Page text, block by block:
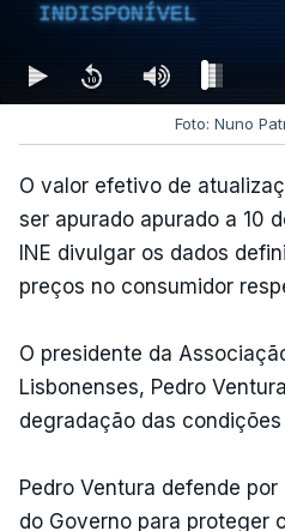
INDISPONÍVEL
Foto: Nuno
O valor efetivo de
ser apurado apurado a 10
INE divulgar os dados
preços no consumidor
O presidente da
Lisbonenses, Pedro
degradação das
Pedro Ventura defende
do Governo para proteger